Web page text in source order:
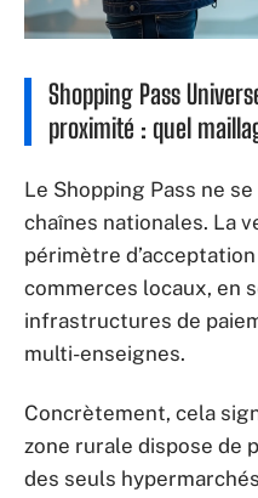
Shopping Pass
proximité : quel
Le Shopping Pass ne
chaînes nationales. La
périmètre
commerces locaux, en
infrastructures de
multi-enseignes.
Concrètement, cela
zone rurale dispose de
des seuls